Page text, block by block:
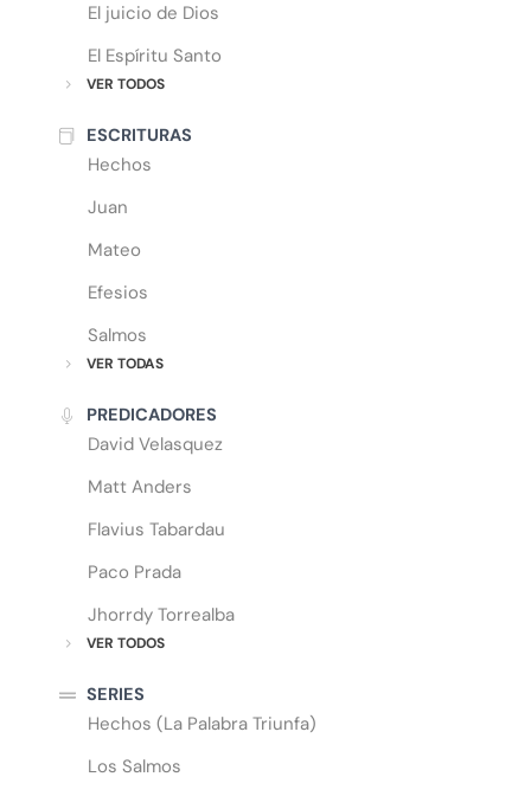
El juicio de Dios
El Espíritu Santo
VER TODOS
ESCRITURAS
Hechos
Juan
Mateo
Efesios
Salmos
VER TODAS
PREDICADORES
David Velasquez
Matt Anders
Flavius Tabardau
Paco Prada
Jhorrdy Torrealba
VER TODOS
SERIES
Hechos (La Palabra Triunfa)
Los Salmos